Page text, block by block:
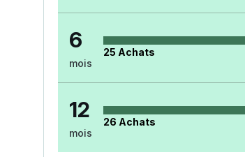
6
mois
25 Achats
12
mois
26 Achats